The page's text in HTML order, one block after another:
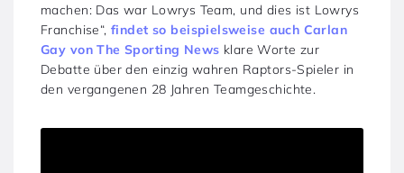
machen: Das war Lowrys Team, und dies ist Lowrys
Franchise“,findet so beispielsweise auch Carlan
Gay von The Sporting News klare Worte zur
Debatte über den einzig wahren Raptors-Spieler in
den vergangenen 28 Jahren Teamgeschichte.